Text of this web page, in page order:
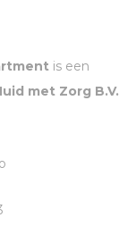
is een
met Zorg B.V.